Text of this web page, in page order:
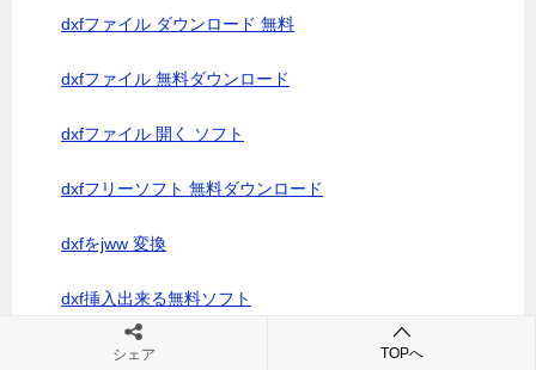
dxfファイル ダウンロード 無料
dxfファイル 無料ダウンロード
dxfファイル 開く ソフト
dxfフリーソフト 無料ダウンロード
dxfをjww 変換
dxf挿入出来る無料ソフト
file extension JWK
シェア TOPへ